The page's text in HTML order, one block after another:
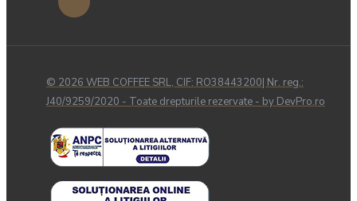
© 2026 WEB COFFEE SRL, CIF: RO38443200| Nr. reg.:
J40/9259/2020 - Toate drepturile rezervate - by DevPro.ro